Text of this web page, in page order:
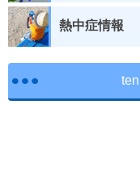
熱中症情報